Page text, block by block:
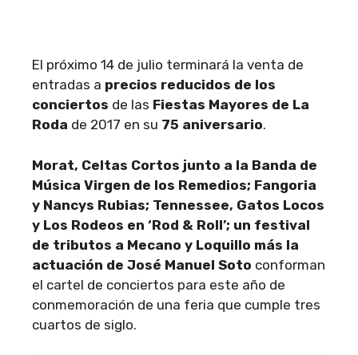
El próximo 14 de julio terminará la venta de
entradas a precios reducidos de los
conciertos de las Fiestas Mayores de La
Roda de 2017 en su 75 aniversario.
Morat, Celtas Cortos junto a la Banda de
Música Virgen de los Remedios; Fangoria
y Nancys Rubias; Tennessee, Gatos Locos
y Los Rodeos en ‘Rod & Roll’; un festival
de tributos a Mecano y Loquillo más la
actuación de José Manuel Soto conforman
el cartel de conciertos para este año de
conmemoración de una feria que cumple tres
cuartos de siglo.